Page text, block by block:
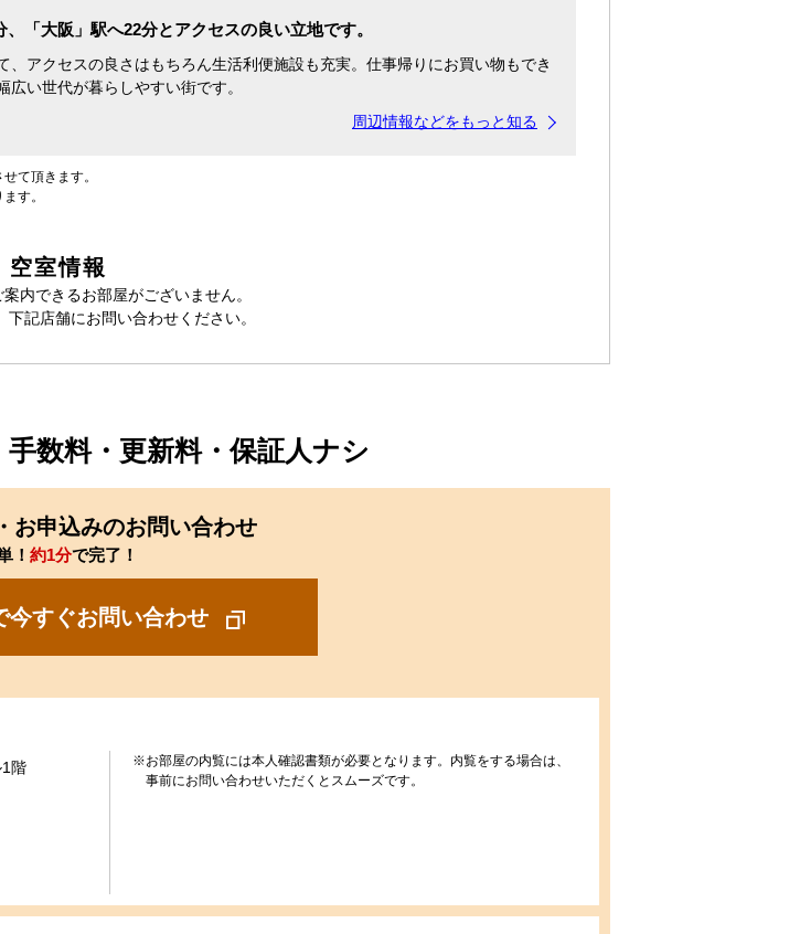
「大阪」駅へ22分とアクセスの良い立地です。
アクセスの良さはもちろん生活利便施設も充実。仕事帰りにお買い物もでき
い世代が暮らしやすい街です。
周辺情報などをもっと知る
て頂きます。
す。
空室情報
内できるお部屋がございません。
記店舗にお問い合わせください。
数料・更新料・保証人ナシ
お申込みのお問い合わせ
！ 約1分で完了！
今すぐお問い合わせ
階
※お部屋の内覧には本人確認書類が必要となります。内覧をする場合は、
事前にお問い合わせいただくとスムーズです。